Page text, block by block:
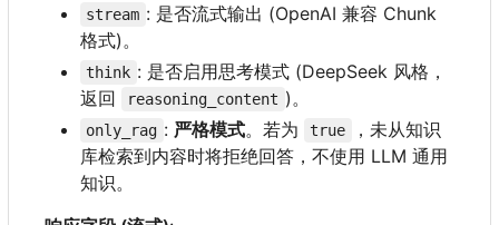
stream : 是否流式输出 (OpenAI 兼容 Chunk
格式)。
think : 是否启用思考模式 (DeepSeek 风格，
返回
reasoning_content )。
only_rag : 严格模式。若为 true
，未从知识
库检索到内容时将拒绝回答，不使用 LLM 通用
知识。